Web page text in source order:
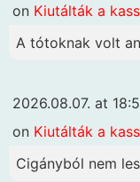
on Kiutálták a
A tótoknak volt
2026.08.07. at
on Kiutálták a
Cigányból nem